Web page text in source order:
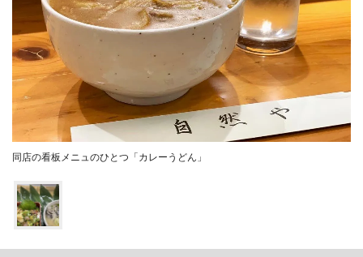
同店の看板メニュのひとつ「カレーうどん」